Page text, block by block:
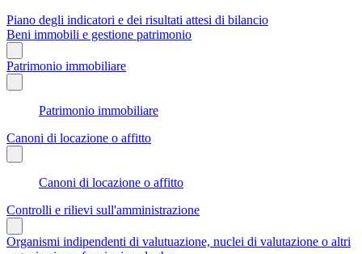
Piano degli indicatori e dei risultati attesi di bilancio
Beni immobili e gestione patrimonio
Patrimonio immobiliare
Patrimonio immobiliare
Canoni di locazione o affitto
Canoni di locazione o affitto
Controlli e rilievi sull'amministrazione
Organismi indipendenti di valutuazione, nuclei di valutazione o altri